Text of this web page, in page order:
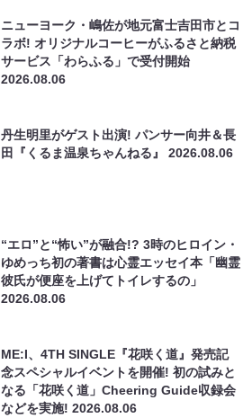
ニューヨーク・嶋佐が地元富士吉田市とコ
ラボ! オリジナルコーヒーがふるさと納税
サービス「わらふる」で受付開始
2026.08.06
丹生明里がゲスト出演! パンサー向井＆長
田『くるま温泉ちゃんねる』2026.08.06
“エロ”と“怖い”が融合!? 3時のヒロイン・
ゆめっち初の著書は心霊エッセイ本「幽霊
彼氏が便座を上げてトイレするの」
2026.08.06
ME:I、4TH SINGLE『花咲く道』発売記
念スペシャルイベントを開催! 初の試みと
なる「花咲く道」Cheering Guide収録会
などを実施!2026.08.06